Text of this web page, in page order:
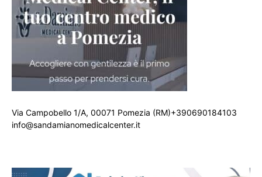
Via Campobello 1/A, 00071 Pomezia (RM)+390690184103
info@sandamianomedicalcenter.it